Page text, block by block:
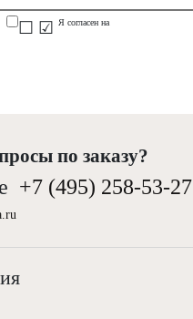
☐ ☑ Я согласен на
по заказу?
+7 (495) 258-53-27